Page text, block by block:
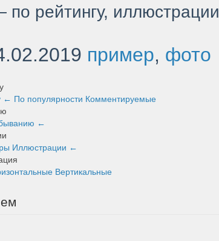
рейтингу, иллюстрации
пример, фото
← По популярности Комментируемые
←
Иллюстрации ←
Вертикальные